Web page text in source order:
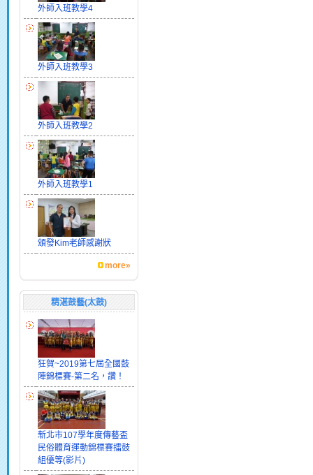
外師入班教學4
外師入班教學3
外師入班教學2
外師入班教學1
頒發Kim老師感謝狀
more»
精湛鼓藝(太鼓)
狂賀~2019第七屆全國鼓
陣錦標賽-第二名，讚！
新北市107學年度傳藝盃
民俗體育運動錦標賽擂鼓
組優等(影片)